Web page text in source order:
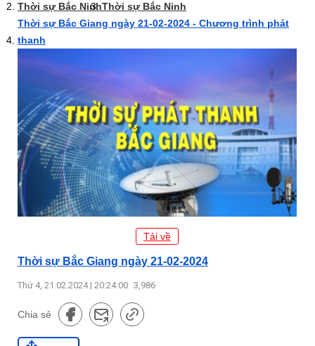
Thời sự Bắc NinhThời sự Bắc Ninh
Thời sự Bắc Giang ngày 21-02-2024 - Chương trình phát
thanh
Tải về
Thời sự Bắc Giang ngày 21-02-2024
Thứ 4, 21.02.2024 | 20:24:00 3,986
Chia sẻ